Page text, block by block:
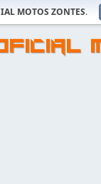
MOTOS ZONTES.